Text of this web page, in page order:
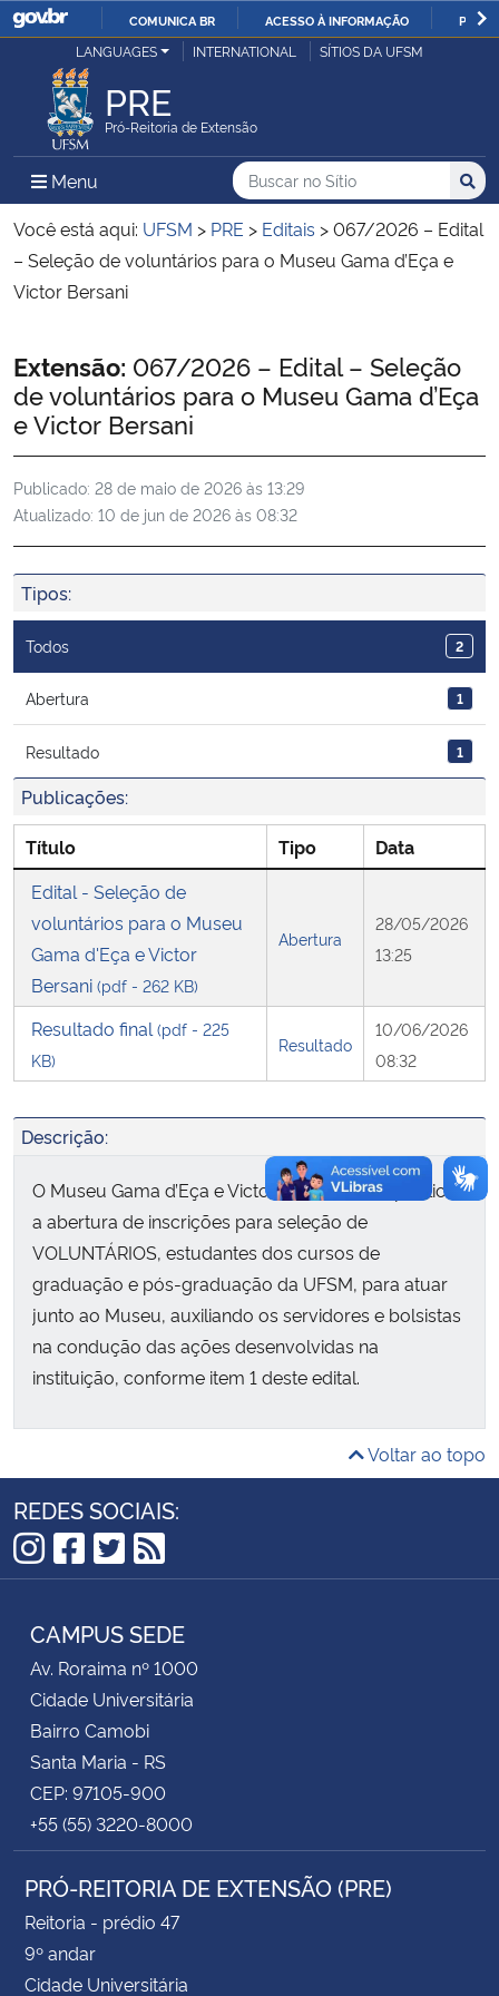
IR
COMUNICA BR ACESSO À INFORMAÇÃO
Ministério da Justiça e Segurança Pública
Ministério da Defesa
Ministério das Relações Exteriores
Ministério da Economia
Ministério da Agricultura, Pecuária e Abastecimento
Ministério da Educação
Ministério da Cidadania
Ministério da Saúde
Ministério da Ciência, Tecnologia, Inovações e Comunicações
Ministério do Meio Ambiente
Ministério do Turismo
Ministério do Desenvolvimento Regional
Controladoria-Geral da União
Ministério da Mulher, da Família e dos Direitos Humanos
Advocacia-Geral da União
Banco Central do Brasil
Planalto
LANGUAGES INTERNATIONAL SÍTIOS DA UFSM
PRE
Pró-Reitoria de Extensão
Menu Menu Principal do Sítio
Busca
Buscar no no Sítio
Busca:
Você está aqui: UFSM > PRE > Editais >067/2026 – Edital
– Seleção de voluntários para o Museu Gama d’Eça e
Victor Bersani
Início do conteúdo
Extensão: 067/2026 – Edital – Seleção
de voluntários para o Museu Gama d’Eça
e Victor Bersani
Publicado: 28 de maio de 2026 às 13:29
Atualizado: 10 de jun de 2026 às 08:32
Tipos:
Todos 2
Abertura 1
Resultado 1
Publicações:
Título Tipo
Data
Edital - Seleção de
voluntários para o Museu
Gama d'Eça e Victor
Bersani (pdf - 262 KB)
Abertura
28/05/2026
13:25
Resultado final (pdf - 225
KB)
Resultado
10/06/2026
08:32
Descrição:
O Museu Gama d’Eça e Victor Bersani torna pública
a abertura de inscrições para seleção de
VOLUNTÁRIOS, estudantes dos cursos de
graduação e pós-graduação da UFSM, para atuar
junto ao Museu, auxiliando os servidores e bolsistas
na condução das ações desenvolvidas na
instituição, conforme item 1 deste edital.
Voltar ao topo
REDES SOCIAIS:
Instagram
Facebook
Twitter
RSS
CAMPUS SEDE
Av. Roraima nº 1000
Cidade Universitária
Bairro Camobi
Santa Maria - RS
CEP: 97105-900
+55 (55) 3220-8000
PRÓ-REITORIA DE EXTENSÃO (PRE)
Reitoria - prédio 47
9º andar
Cidade Universitária